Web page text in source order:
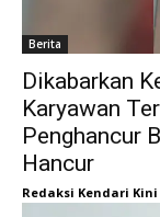
Berita
Dikabarkan
Karyawan
Penghancur
Hancur
Redaksi Kendari Kini